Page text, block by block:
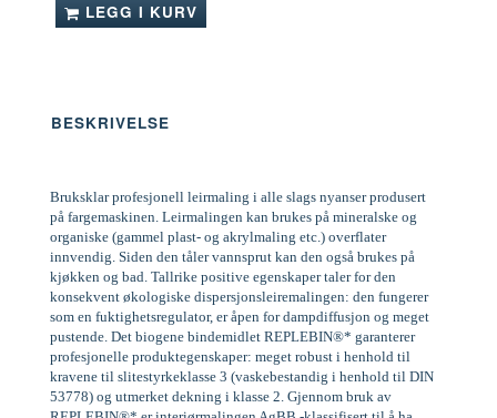
LEGG I KURV
BESKRIVELSE
Bruksklar profesjonell leirmaling i alle slags nyanser produsert
på fargemaskinen. Leirmalingen kan brukes på mineralske og
organiske (gammel plast- og akrylmaling etc.) overflater
innvendig. Siden den tåler vannsprut kan den også brukes på
kjøkken og bad. Tallrike positive egenskaper taler for den
konsekvent økologiske dispersjonsleiremalingen: den fungerer
som en fuktighetsregulator, er åpen for dampdiffusjon og meget
pustende. Det biogene bindemidlet REPLEBIN®* garanterer
profesjonelle produktegenskaper: meget robust i henhold til
kravene til slitestyrkeklasse 3 (vaskebestandig i henhold til DIN
53778) og utmerket dekning i klasse 2. Gjennom bruk av